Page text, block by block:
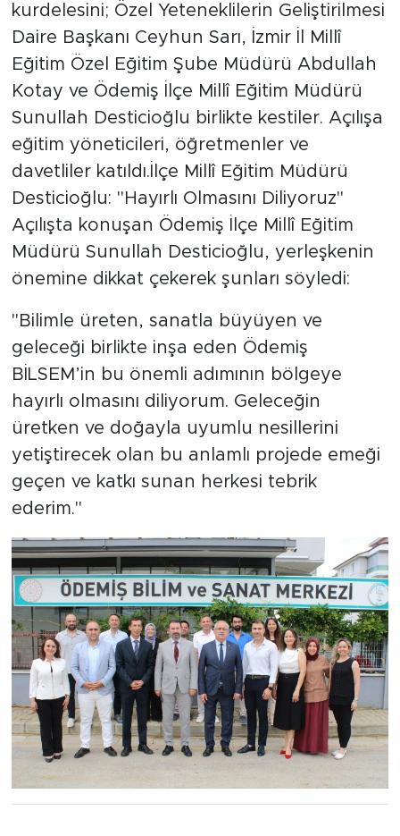
kurdelesini; Özel Yeteneklilerin Geliştirilmesi
Daire Başkanı Ceyhun Sarı, İzmir İl Millî
Eğitim Özel Eğitim Şube Müdürü Abdullah
Kotay ve Ödemiş İlçe Millî Eğitim Müdürü
Sunullah Desticioğlu birlikte kestiler. Açılışa
eğitim yöneticileri, öğretmenler ve
davetliler katıldı.İlçe Millî Eğitim Müdürü
Desticioğlu: "Hayırlı Olmasını Diliyoruz"
Açılışta konuşan Ödemiş İlçe Millî Eğitim
Müdürü Sunullah Desticioğlu, yerleşkenin
önemine dikkat çekerek şunları söyledi:
"Bilimle üreten, sanatla büyüyen ve
geleceği birlikte inşa eden Ödemiş
BİLSEM’in bu önemli adımının bölgeye
hayırlı olmasını diliyorum. Geleceğin
üretken ve doğayla uyumlu nesillerini
yetiştirecek olan bu anlamlı projede emeği
geçen ve katkı sunan herkesi tebrik
ederim."